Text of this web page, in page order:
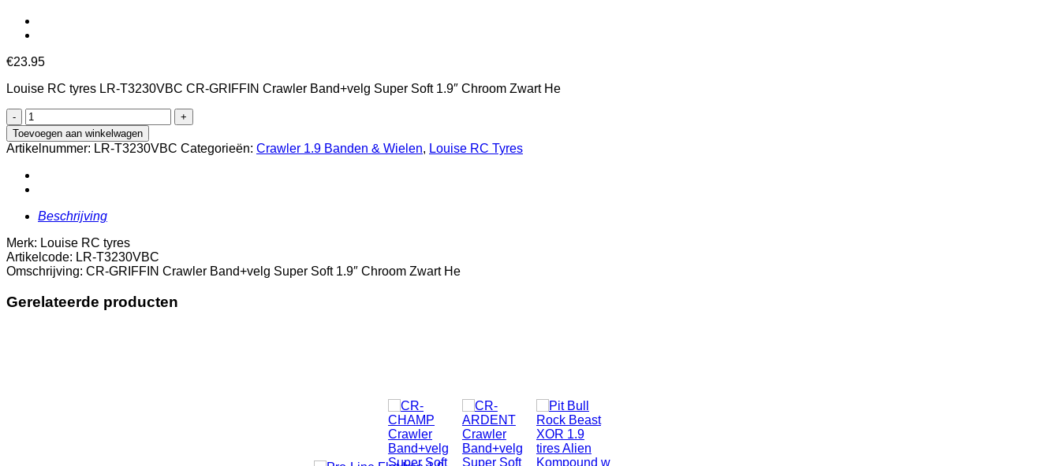
€23.95
Louise RC tyres LR-T3230VBC CR-GRIFFIN Crawler Band+velg Super Soft 1.9″ Chroom Zwart He
CR-
GRIFFIN
Crawler
Band+velg
Super
Soft
Chroom
He
aantal
Toevoegen aan winkelwagen
Artikelnummer: LR-T3230VBC Categorieën: Crawler 1.9 Banden & Wielen, Louise RC Tyres
Beschrijving
Merk: Louise RC tyres
Artikelcode: LR-T3230VBC
Omschrijving: CR-GRIFFIN Crawler Band+velg Super Soft 1.9″ Chroom Zwart He
Gerelateerde producten